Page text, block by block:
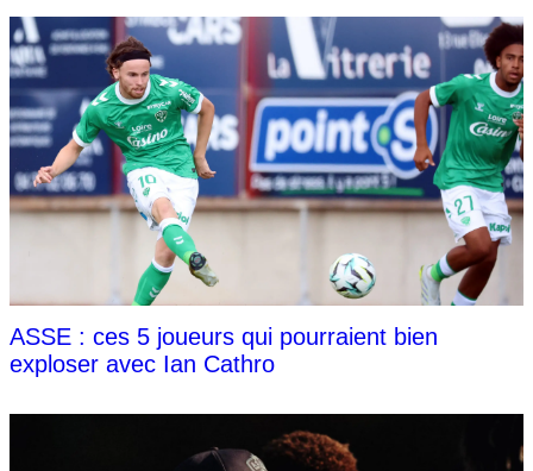
ASSE : ces 5 joueurs qui pourraient bien
exploser avec Ian Cathro